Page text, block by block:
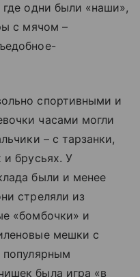
одни были «наши»,
с мячом –
спортивными и
часами могли
– с тарзанки,
и брусьях. У
были и менее
стреляли из
«бомбочки» и
мешки с
была игра «в